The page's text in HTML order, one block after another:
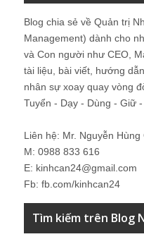
Blog chia sẻ về Quản trị
Management) dành cho
và Con người như CEO,
tài liệu, bài viết, hướng
nhân sự xoay quay vòng
Tuyển - Dạy - Dùng - Giữ -
Liên hệ: Mr. Nguyễn Hùng
M: 0988 833 616
E: kinhcan24@gmail.com
Fb: fb.com/kinhcan24
Tìm kiếm trên Blog